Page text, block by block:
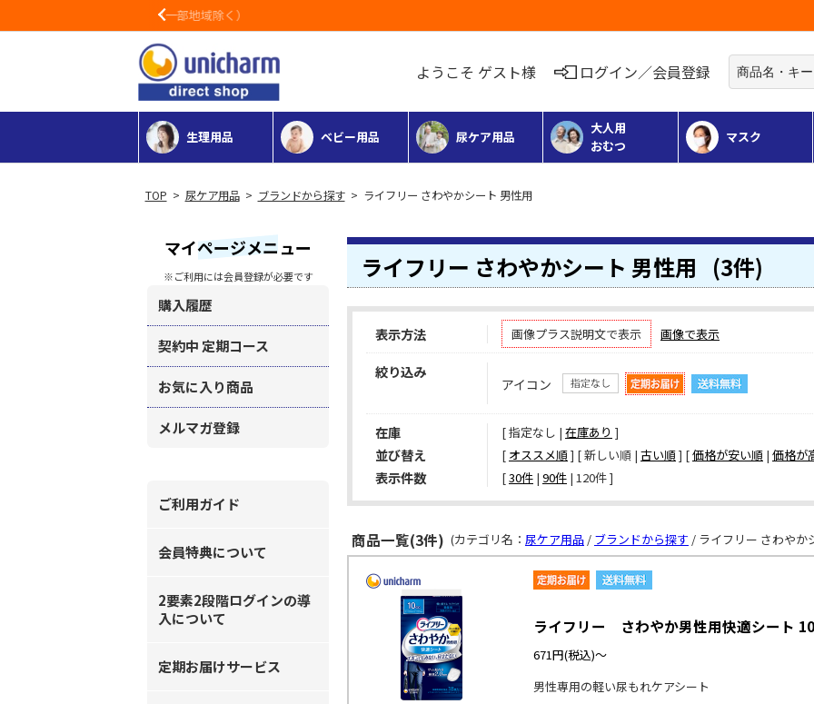
Previous
ようこそ ゲスト様 ログイン／会員登録
生理用品 ベビー用品 尿ケア用品
大人用
おむつ
マスク
> 尿ケア用品> ブランドから探す> ライフリー さわやかシート 男性用
マイページメニュー
※ご利用には会員登録が必要です
購入履歴
契約中 定期コース
お気に入り商品
メルマガ登録
ご利用ガイド
会員特典について
2要素2段階ログインの導
入について
定期お届けサービス
ライフリー さわやかシート 男性用 (3件)
表示方法 画像プラス説明文で表示 画像で表示
絞り込み
アイコン
在庫 [ 指定なし | 在庫あり ]
並び替え [ オススメ順] [ 新しい順 | 古い順] [価格が安い順 | 価格が
表示件数 [ 30件 | 90件 | 120件 ]
商品一覧(3件) (カテゴリ名： 尿ケア用品 / ブランドから探す / ライフリー さわやか
ライフリー さわやか男性用快適シート
671円(税込)～
男性専用の軽い尿もれケアシート